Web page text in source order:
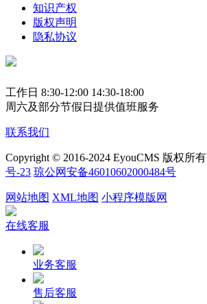
知识产权
版权声明
隐私协议
工作日 8:30-12:00 14:30-18:00
周六及部分节假日提供值班服务
联系我们
Copyright © 2016-2024 EyouCMS 版权所有
号-23 琼公网安备46010602000484号
网站地图 XML地图 小程序模版网
在线客服
业务客服
售后客服